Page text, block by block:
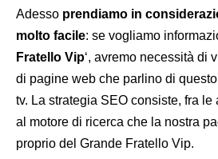
Adesso prendiamo in
molto facile: se vogliamo
Fratello Vip‘, avremo necessità di
di pagine web che parlino di
tv. La strategia SEO consiste, fra
al motore di ricerca che la nostra
proprio del Grande Fratello Vip.